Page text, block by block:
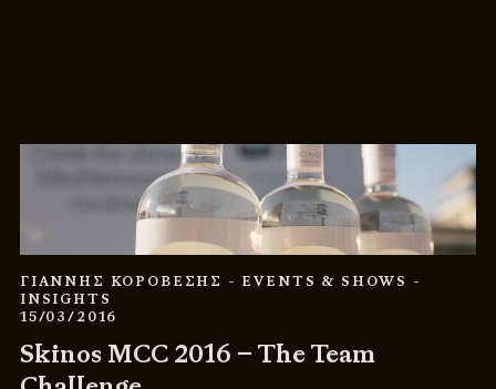
ΓΙΑΝΝΗΣ ΚΟΡΟΒΕΣΗΣ - EVENTS & SHOWS -
INSIGHTS
15/03/2016
Skinos MCC 2016 – The Team